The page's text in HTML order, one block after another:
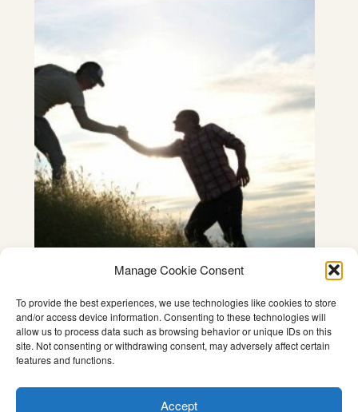
Manage Cookie Consent
To provide the best experiences, we use technologies like cookies to store
and/or access device information. Consenting to these technologies will
allow us to process data such as browsing behavior or unique IDs on this
site. Not consenting or withdrawing consent, may adversely affect certain
features and functions.
Accept
Premier REA 499 €
499€
Coaching
Transformation focus pour GPSiens